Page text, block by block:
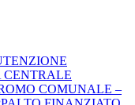
COMUNALE –